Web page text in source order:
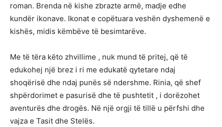
roman. Brenda në kishe zbrazte armë, madje edhe
kundër ikonave. Ikonat e copëtuara veshën dyshemenë e
kishës, midis këmbëve të besimtarëve.
Me të tëra këto zhvillime , nuk mund të pritej, që të
edukohej një brez i ri me edukatë qytetare ndaj
shoqërisë dhe ndaj punës së ndershme. Rinia, që shef
shpërdorimet e pasurisë dhe të pushtetit , i dorëzohet
aventurës dhe drogës. Në një orgji të tillë u përfshi dhe
vajza e Tasit dhe Stelës.